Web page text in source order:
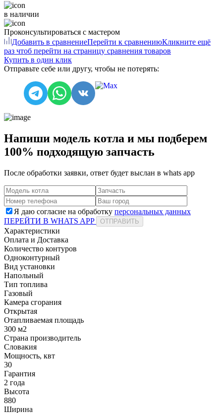
в наличии
Проконсультироваться с мастером
Добавить в сравнениеПерейти к сравнениюКликните ещё
раз чтоб перейти на страницу сравнения товаров
Купить в один клик
Отправьте себе или другу, чтобы не потерять:
Напиши модель котла и мы подберем
100% подходящую запчасть
После обработки заявки, ответ будет выслан в whats app
Я даю согласие на обработку персональных данных
ПЕРЕЙТИ В WHATS APP
ОТПРАВИТЬ
Характеристики
Оплата и Доставка
Количество контуров
Одноконтурный
Вид установки
Напольный
Тип топлива
Газовый
Камера сгорания
Открытая
Отапливаемая площадь
300 м2
Страна производитель
Словакия
Мощность, квт
30
Гарантия
2 года
Высота
880
Ширина